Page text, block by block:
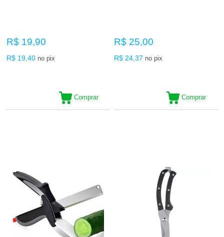
R$ 19,90
R$ 19,40 no pix
Comprar
R$ 25,00
R$ 24,37 no pix
Comprar